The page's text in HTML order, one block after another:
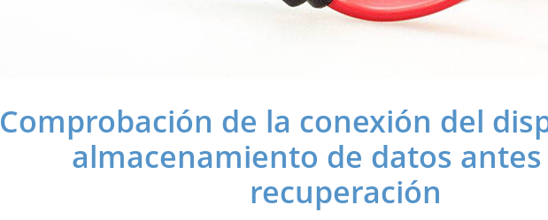
Comprobación de la conexión del
almacenamiento de datos antes
recuperación